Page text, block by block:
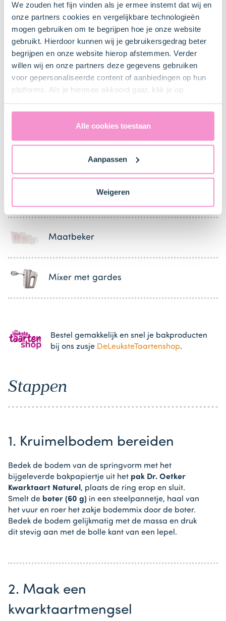
We zouden het fijn vinden als je ermee instemt dat wij en
onze partners cookies en vergelijkbare technologieën
mogen gebruiken om te begrijpen hoe je onze website
gebruikt. Hierdoor kunnen wij je gebruikersgedrag beter
begrijpen en onze website hierop afstemmen. Verder
willen wij en onze partners deze gegevens gebruiken
voor gepersonaliseerde content of aanbiedingen op hun
platforms. Als je hiermee akkoord gaat, klik je op
uitdrukkelijk een eventuele gegevensoverdracht naar de
Verenigde Staten in de zin van artikel 49 AVG. Raadpleeg
ons
naar technology providers en partners in de Verenigde
Staten. Je kunt op elk moment van gedachten
Alle cookies toestaan
Aanpassen
Weigeren
Keukenspullen
Springvorm Ø24 cm
Bestel dit product online
Maatbeker
Mixer met gardes
Bestel gemakkelijk en snel je bakproducten
bij ons zusje DeLeuksteTaartenshop.
Stappen
1. Kruimelbodem bereiden
Bedek de bodem van de springvorm met het
bijgeleverde bakpapiertje uit het pak Dr. Oetker
Kwarktaart Naturel, plaats de ring erop en sluit.
Smelt de boter (60 g) in een steelpannetje, haal van
het vuur en roer het zakje bodemmix door de boter.
Bedek de bodem gelijkmatig met de massa en druk
dit stevig aan met de bolle kant van een lepel.
2. Maak een
kwarktaartmengsel